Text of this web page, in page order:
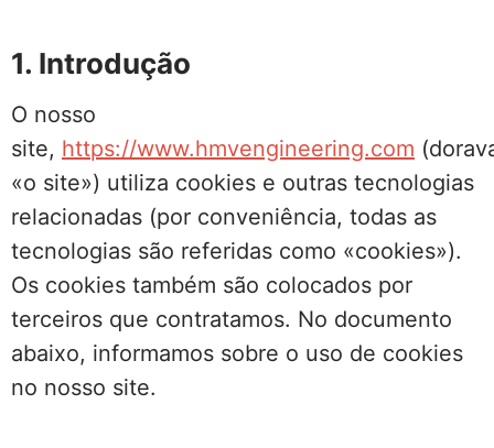
1. Introdução
O nosso
site, https://www.hmvengineering.com
«o site») utiliza cookies e outras tecnologias
relacionadas (por conveniência, todas as
tecnologias são referidas como «cookies»).
Os cookies também são colocados por
terceiros que contratamos. No documento
abaixo, informamos sobre o uso de cookies
no nosso site.